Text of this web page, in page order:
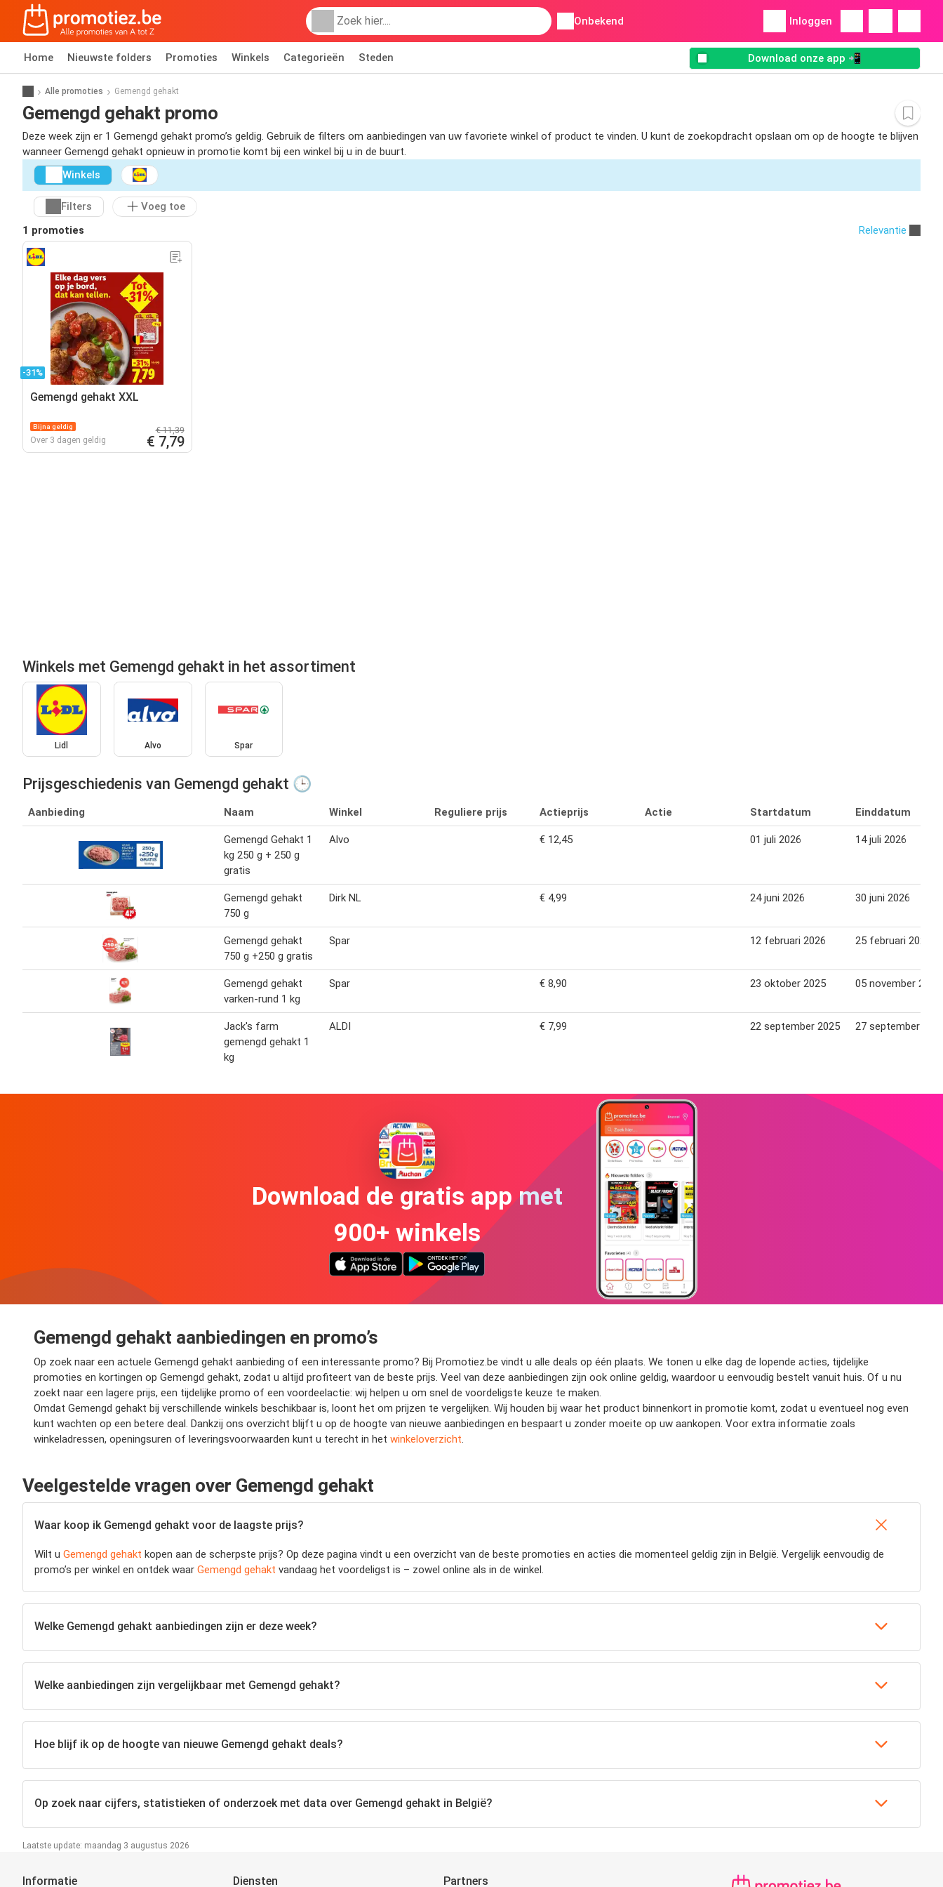
Onbekend Inloggen
Home Nieuwste folders Promoties Winkels Categorieën Steden Download onze app 📲
Alle promoties Gemengd gehakt
Gemengd gehakt promo
Deze week zijn er 1 Gemengd gehakt promo’s geldig. Gebruik de filters om aanbiedingen van uw favoriete winkel of product te vinden. U kunt de zoekopdracht opslaan om op de hoogte te blijven
wanneer Gemengd gehakt opnieuw in promotie komt bij een winkel bij u in de buurt.
Winkels
Filters
Voeg toe
1 promoties
Relevantie
-31%
Gemengd gehakt XXL
Bijna geldig
Over 3 dagen geldig
€ 11,39
€ 7,79
Winkels met Gemengd gehakt in het assortiment
Lidl Alvo Spar
Prijsgeschiedenis van Gemengd gehakt 🕒
Aanbieding Naam Winkel Reguliere prijs Actieprijs Actie Startdatum Einddatum
Gemengd Gehakt 1
kg 250 g + 250 g
gratis
Alvo € 12,45 01 juli 2026 14 juli 2026
Gemengd gehakt
750 g
Dirk NL € 4,99 24 juni 2026 30 juni 2026
Gemengd gehakt
750 g +250 g gratis
Spar 12 februari 2026 25 februari 2026
Gemengd gehakt
varken-rund 1 kg
Spar € 8,90 23 oktober 2025 05 november 2025
Jack's farm
gemengd gehakt 1
kg
ALDI € 7,99 22 september 2025 27 september
Download de gratis app met
900+ winkels
Gemengd gehakt aanbiedingen en promo’s
Op zoek naar een actuele Gemengd gehakt aanbieding of een interessante promo? Bij Promotiez.be vindt u alle deals op één plaats. We tonen u elke dag de lopende acties, tijdelijke
promoties en kortingen op Gemengd gehakt, zodat u altijd profiteert van de beste prijs. Veel van deze aanbiedingen zijn ook online geldig, waardoor u eenvoudig bestelt vanuit huis. Of u nu
zoekt naar een lagere prijs, een tijdelijke promo of een voordeelactie: wij helpen u om snel de voordeligste keuze te maken.
Omdat Gemengd gehakt bij verschillende winkels beschikbaar is, loont het om prijzen te vergelijken. Wij houden bij waar het product binnenkort in promotie komt, zodat u eventueel nog even
kunt wachten op een betere deal. Dankzij ons overzicht blijft u op de hoogte van nieuwe aanbiedingen en bespaart u zonder moeite op uw aankopen. Voor extra informatie zoals
winkeladressen, openingsuren of leveringsvoorwaarden kunt u terecht in het winkeloverzicht.
Veelgestelde vragen over Gemengd gehakt
Waar koop ik Gemengd gehakt voor de laagste prijs?
Wilt u Gemengd gehakt kopen aan de scherpste prijs? Op deze pagina vindt u een overzicht van de beste promoties en acties die momenteel geldig zijn in België. Vergelijk eenvoudig de
promo’s per winkel en ontdek waar Gemengd gehakt vandaag het voordeligst is – zowel online als in de winkel.
Welke Gemengd gehakt aanbiedingen zijn er deze week?
Welke aanbiedingen zijn vergelijkbaar met Gemengd gehakt?
Hoe blijf ik op de hoogte van nieuwe Gemengd gehakt deals?
Op zoek naar cijfers, statistieken of onderzoek met data over Gemengd gehakt in België?
Laatste update: maandag 3 augustus 2026
Informatie Diensten Partners